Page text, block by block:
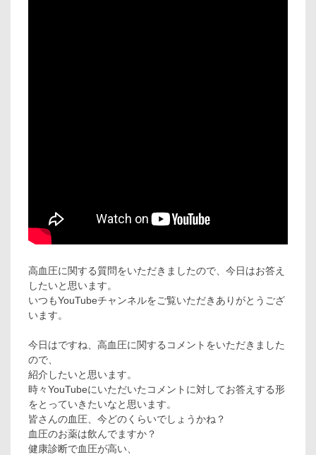
高血圧に関する質問をいただきましたので、今日はお答え
したいと思います。
いつもYouTubeチャンネルをご覧いただきありがとうござ
います。
今日はですね、高血圧に関するコメントをいただきました
ので、
紹介したいと思います。
時々YouTubeにいただいたコメントに対してお答えする形
をとっていきたいなと思います。
皆さんの血圧、今どのくらいでしょうかね？
血圧のお薬は飲んでますか？
健康診断で血圧が高い、